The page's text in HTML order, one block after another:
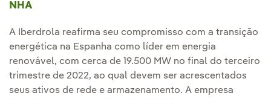
NHA
A Iberdrola reafirma seu compromisso com a transição
energética na Espanha como líder em energia
renovável, com cerca de 19.500 MW no final do terceiro
trimestre de 2022, ao qual devem ser acrescentados
seus ativos de rede e armazenamento. A empresa